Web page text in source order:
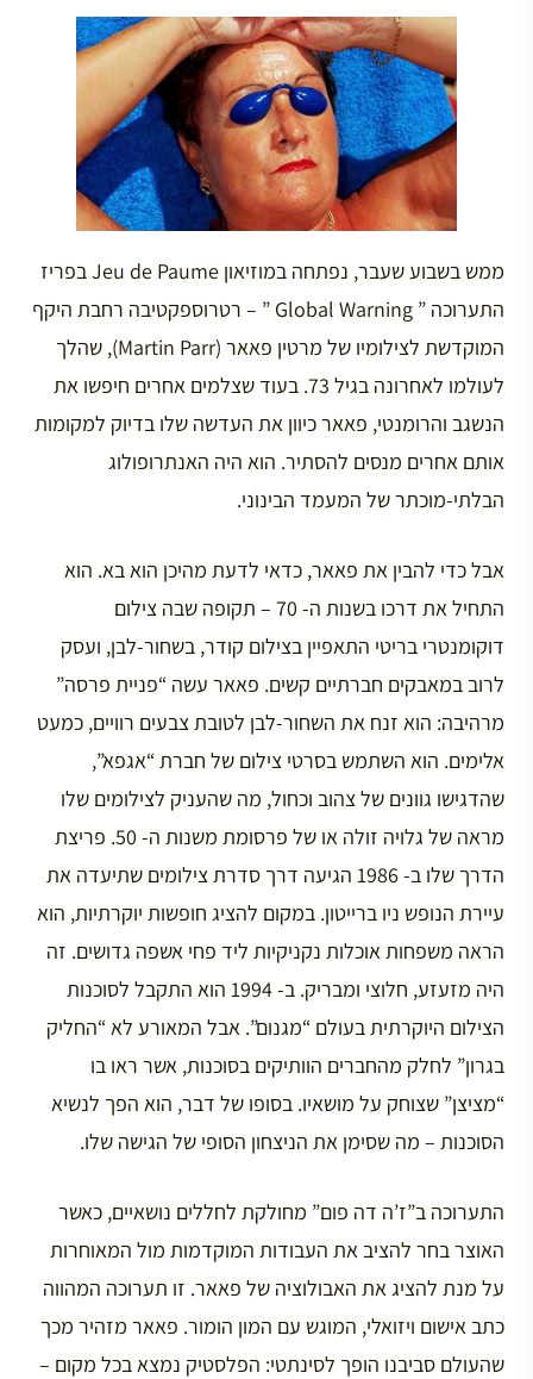
ממש בשבוע שעבר, נפתחה במוזיאון Jeu de Paume בפריז
התערוכה ” Global Warning ” – רטרוספקטיבה רחבת היקף
המוקדשת לצילומיו של מרטין פאאר (Martin Parr), שהלך
לעולמו לאחרונה בגיל 73. בעוד שצלמים אחרים חיפשו את
הנשגב והרומנטי, פאאר כיוון את העדשה שלו בדיוק למקומות
אותם אחרים מנסים להסתיר. הוא היה האנתרופולוג
הבלתי-מוכתר של המעמד הבינוני.
אבל כדי להבין את פאאר, כדאי לדעת מהיכן הוא בא. הוא
התחיל את דרכו בשנות ה- 70 – תקופה שבה צילום
דוקומנטרי בריטי התאפיין בצילום קודר, בשחור-לבן, ועסק
לרוב במאבקים חברתיים קשים. פאאר עשה “פניית פרסה”
מרהיבה: הוא זנח את השחור-לבן לטובת צבעים רוויים, כמעט
אלימים. הוא השתמש בסרטי צילום של חברת “אגפא”,
שהדגישו גוונים של צהוב וכחול, מה שהעניק לצילומים שלו
מראה של גלויה זולה או של פרסומת משנות ה- 50. פריצת
הדרך שלו ב- 1986 הגיעה דרך סדרת צילומים שתיעדה את
עיירת הנופש ניו ברייטון. במקום להציג חופשות יוקרתיות, הוא
הראה משפחות אוכלות נקניקיות ליד פחי אשפה גדושים. זה
היה מזעזע, חלוצי ומבריק. ב- 1994 הוא התקבל לסוכנות
הצילום היוקרתית בעולם “מגנום”. אבל המאורע לא “החליק
בגרון” לחלק מהחברים הוותיקים בסוכנות, אשר ראו בו
“מציצן” שצוחק על מושאיו. בסופו של דבר, הוא הפך לנשיא
הסוכנות – מה שסימן את הניצחון הסופי של הגישה שלו.
התערוכה ב”ז’ה דה פום” מחולקת לחללים נושאיים, כאשר
האוצר בחר להציב את העבודות המוקדמות מול המאוחרות
על מנת להציג את האבולוציה של פאאר. זו תערוכה המהווה
כתב אישום ויזואלי, המוגש עם המון הומור. פאאר מזהיר מכך
שהעולם סביבנו הופך לסינתטי: הפלסטיק נמצא בכל מקום –